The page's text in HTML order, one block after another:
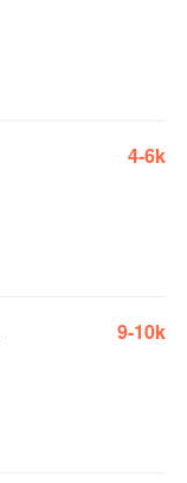
4-6k
9-10k